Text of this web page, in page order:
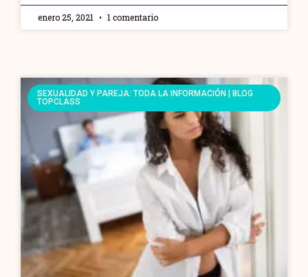
enero 25, 2021 1 comentario
SEXUALIDAD Y PAREJA: TODA LA INFORMACIÓN | BLOG
TOPCLASS